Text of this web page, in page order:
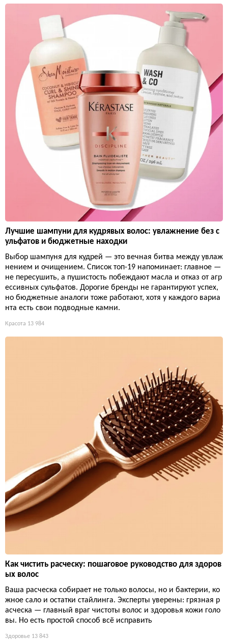
Лучшие шампуни для кудрявых волос: увлажнение без с
ульфатов и бюджетные находки
Выбор шампуня для кудрей — это вечная битва между увлаж
нением и очищением. Список топ-19 напоминает: главное —
не пересушить, а пушистость побеждают масла и отказ от агр
ессивных сульфатов. Дорогие бренды не гарантируют успех,
но бюджетные аналоги тоже работают, хотя у каждого вариа
нта есть свои подводные камни.
Красота 13 984
Как чистить расческу: пошаговое руководство для здоров
ых волос
Ваша расческа собирает не только волосы, но и бактерии, ко
жное сало и остатки стайлинга. Эксперты уверены: грязная р
асческа — главный враг чистоты волос и здоровья кожи голо
вы. Но есть простой способ всё исправить
Здоровье 13 843